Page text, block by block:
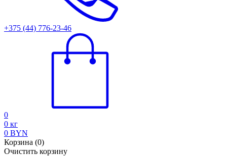
+375 (44) 776-23-46
0
0 кг
0 BYN
Корзина (0)
Очистить корзину